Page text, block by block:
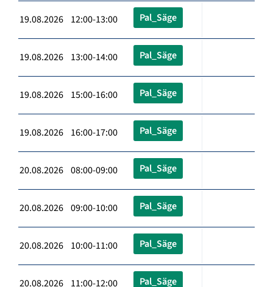
19.08.2026 12:00-13:00 Pal_Säge
19.08.2026 13:00-14:00 Pal_Säge
19.08.2026 15:00-16:00 Pal_Säge
19.08.2026 16:00-17:00 Pal_Säge
20.08.2026 08:00-09:00 Pal_Säge
20.08.2026 09:00-10:00 Pal_Säge
20.08.2026 10:00-11:00 Pal_Säge
20.08.2026 11:00-12:00 Pal_Säge